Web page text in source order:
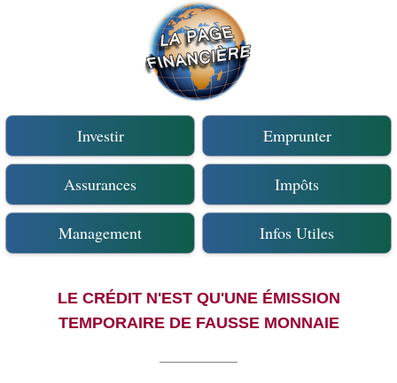
Investir Emprunter
Assurances Impôts
Management Infos Utiles
LE CRÉDIT N'EST QU'UNE ÉMISSION
TEMPORAIRE DE FAUSSE MONNAIE